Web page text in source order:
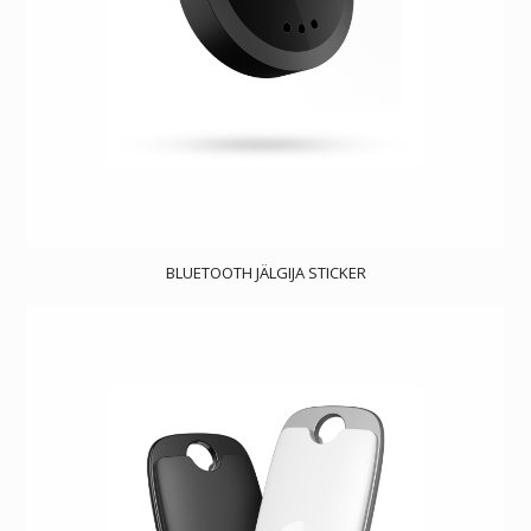
BLUETOOTH JÄLGIJA STICKER